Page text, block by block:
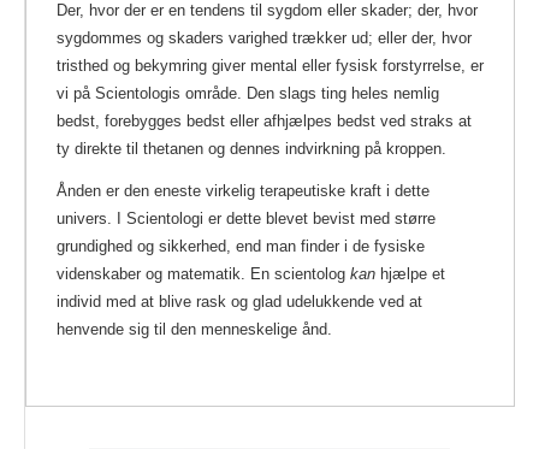
Der, hvor der er en tendens til sygdom eller skader; der, hvor
sygdommes og skaders varighed trækker ud; eller der, hvor
tristhed og bekymring giver mental eller fysisk forstyrrelse, er
vi på Scientologis område. Den slags ting heles nemlig
bedst, forebygges bedst eller afhjælpes bedst ved straks at
ty direkte til thetanen og dennes indvirkning på kroppen.
Ånden er den eneste virkelig terapeutiske kraft i dette
univers. I Scientologi er dette blevet bevist med større
grundighed og sikkerhed, end man finder i de fysiske
videnskaber og matematik. En scientolog kan hjælpe et
individ med at blive rask og glad udelukkende ved at
henvende sig til den menneskelige ånd.